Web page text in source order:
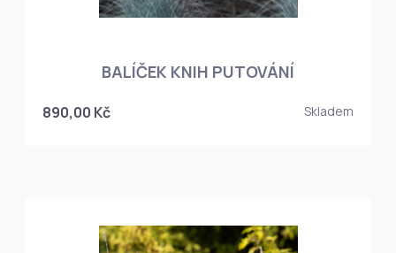
BALÍČEK KNIH PUTOVÁNÍ
890,00 Kč Skladem